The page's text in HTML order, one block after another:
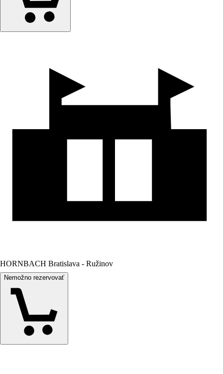
HORNBACH Bratislava - Ružinov
Nemožno rezervovať